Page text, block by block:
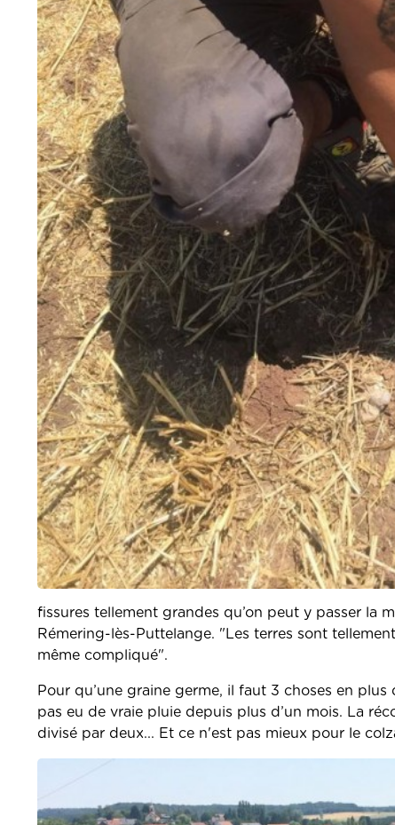
fissures tellement grandes qu’on peut y passer la
Rémering-lès-Puttelange. "Les terres sont
même compliqué".
Pour qu’une graine germe, il faut 3 choses en plus
pas eu de vraie pluie depuis plus d’un mois. La
divisé par deux... Et ce n'est pas mieux pour le